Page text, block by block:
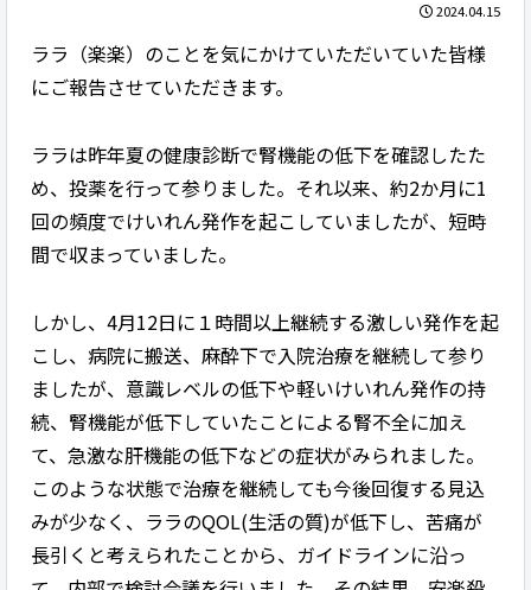
2024.04.15
ララ（楽楽）のことを気にかけていただいていた皆様
にご報告させていただきます。
ララは昨年夏の健康診断で腎機能の低下を確認したた
め、投薬を行って参りました。それ以来、約2か月に1
回の頻度でけいれん発作を起こしていましたが、短時
間で収まっていました。
しかし、4月12日に１時間以上継続する激しい発作を起
こし、病院に搬送、麻酔下で入院治療を継続して参り
ましたが、意識レベルの低下や軽いけいれん発作の持
続、腎機能が低下していたことによる腎不全に加え
て、急激な肝機能の低下などの症状がみられました。
このような状態で治療を継続しても今後回復する見込
みが少なく、ララのQOL(生活の質)が低下し、苦痛が
長引くと考えられたことから、ガイドラインに沿っ